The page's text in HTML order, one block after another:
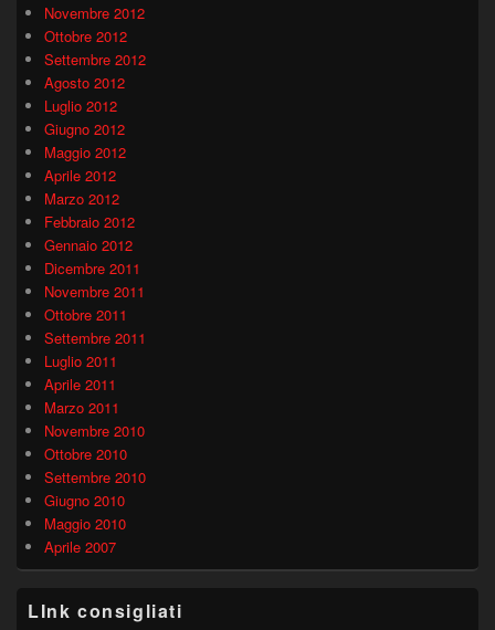
Novembre 2012
Ottobre 2012
Settembre 2012
Agosto 2012
Luglio 2012
Giugno 2012
Maggio 2012
Aprile 2012
Marzo 2012
Febbraio 2012
Gennaio 2012
Dicembre 2011
Novembre 2011
Ottobre 2011
Settembre 2011
Luglio 2011
Aprile 2011
Marzo 2011
Novembre 2010
Ottobre 2010
Settembre 2010
Giugno 2010
Maggio 2010
Aprile 2007
LInk consigliati